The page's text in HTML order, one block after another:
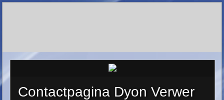
Contactpagina Dyon Verwer